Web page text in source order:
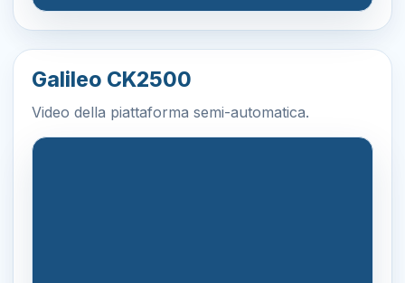
Galileo CK2500
Video della piattaforma semi-automatica.